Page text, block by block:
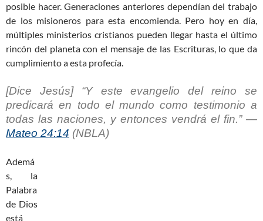
posible hacer. Generaciones anteriores dependían del trabajo
de los misioneros para esta encomienda. Pero hoy en día,
múltiples ministerios cristianos pueden llegar hasta el último
rincón del planeta con el mensaje de las Escrituras, lo que da
cumplimiento a esta profecía.
[Dice Jesús] “Y esteevangelio del reino se
predicará en todo el mundo como testimonio a
todas las naciones, y entonces vendrá el fin.” —
Mateo 24:14 (NBLA)
Ademá
s, la
Palabra
de Dios
está